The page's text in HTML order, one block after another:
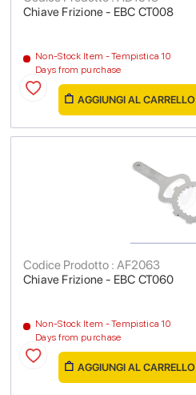
Chiave Frizione - EBC CT008
Non-Stock Item - Tempistica 10
Days from purchase
AGGIUNGI AL CARRELLO
Chiave Frizione - EBC CT060
Codice Prodotto : AF2063
Non-Stock Item - Tempistica 10
Days from purchase
AGGIUNGI AL CARRELLO